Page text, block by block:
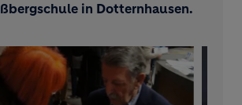
in Dotternhausen.